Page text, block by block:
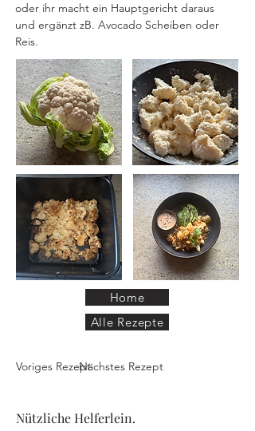
oder ihr macht ein Hauptgericht daraus
und ergänzt zB. Avocado Scheiben oder
Reis.
Home
Alle Rezepte
Voriges RezeptNächstes Rezept
Nützliche Helferlein.